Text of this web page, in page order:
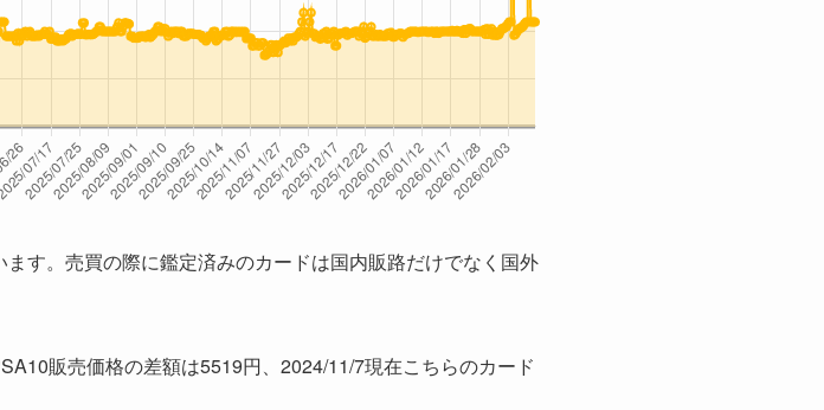
¥6,000
¥5,280
¥5,280
¥4,500
¥4,500
す。売買の際に鑑定済みのカードは国内販路だけでなく国外
販売価格の差額は5519円、2024/11/7現在こちらのカード